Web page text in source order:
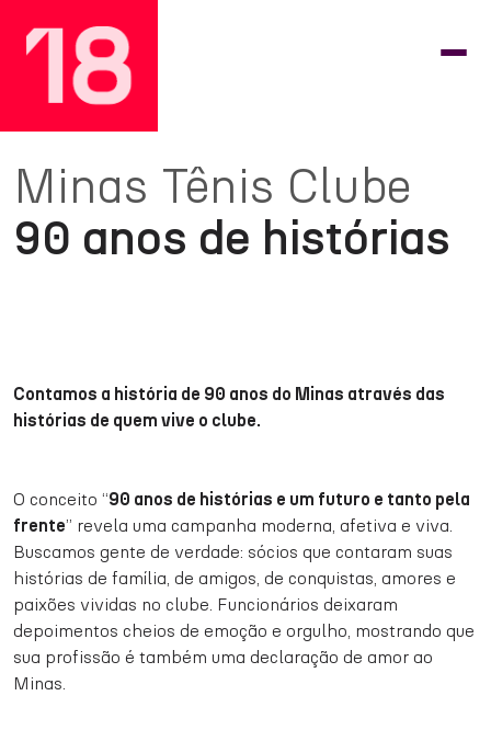
Minas Tênis Clube
90 anos de histórias
Contamos a história de 90 anos do Minas através das
histórias de quem vive o clube.
O conceito “90 anos de histórias e um futuro e tanto pela
frente” revela uma campanha moderna, afetiva e viva.
Buscamos gente de verdade: sócios que contaram suas
histórias de família, de amigos, de conquistas, amores e
paixões vividas no clube. Funcionários deixaram
depoimentos cheios de emoção e orgulho, mostrando que
sua profissão é também uma declaração de amor ao
Minas.